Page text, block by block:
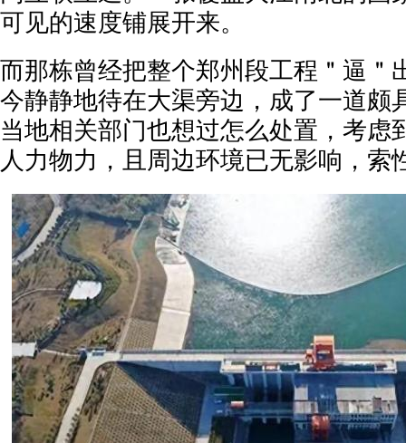
可见的速度铺展开来。
而那栋曾经把整个郑州段工程＂逼＂
今静静地待在大渠旁边，成了一道颇
当地相关部门也想过怎么处置，考虑
人力物力，且周边环境已无影响，索